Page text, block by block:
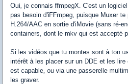
Oui, je connais ffmpegX. C'est un
pas besoin d'iFFmpeg, puisque Muxer
H.264/AAC en sortie d'iMovie (sans ré-
containers, dont le mkv qui est accepté
Si les vidéos que tu montes sont à ton
intérêt à les placer sur un DDE et les
est capable, ou via une passerelle
les graver.